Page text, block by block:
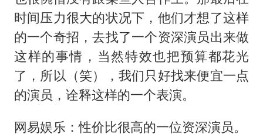
时间压力很大的状况下，他们才想了这样
的一个奇招，去找了一个资深演员出来做
这样的事情，当然特效也把预算都花光
了，所以（笑），我们只好找来便宜一点
的演员，诠释这样的一个表演。
网易娱乐：性价比很高的一位资深演员。